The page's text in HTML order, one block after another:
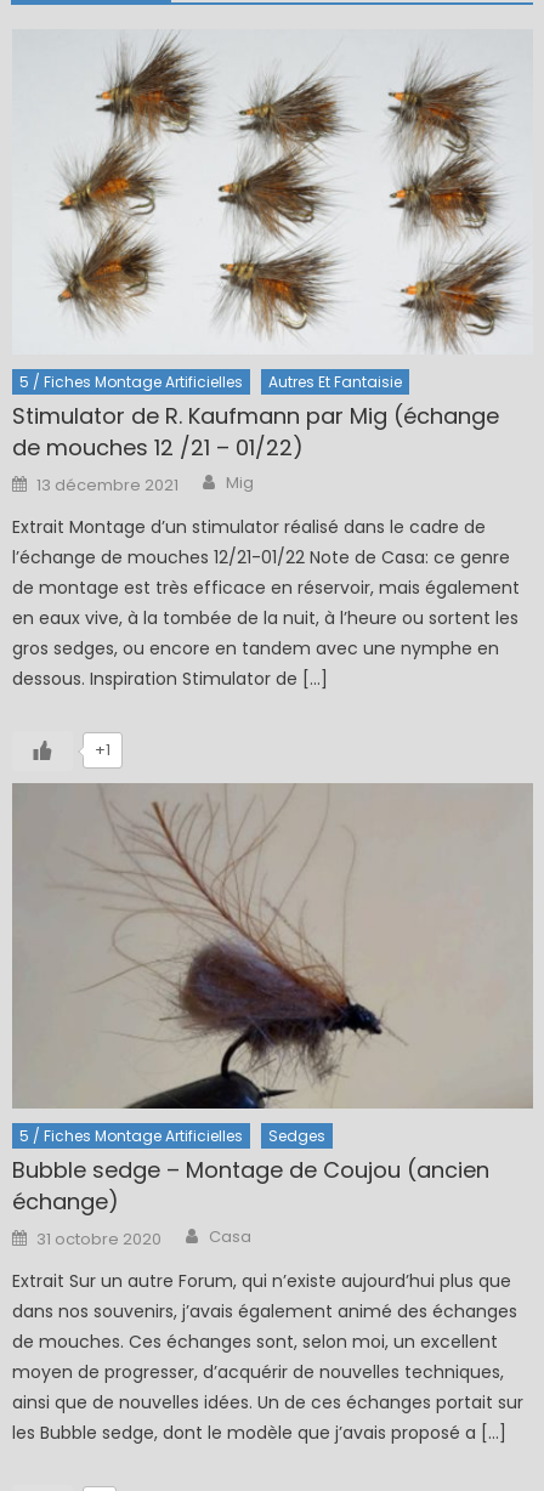
5 / Fiches Montage Artificielles Autres Et Fantaisie
Stimulator de R. Kaufmann par Mig (échange
de mouches 12 /21 – 01/22)
Posted
on
13 décembre 2021 Author
Mig
Extrait Montage d’un stimulator réalisé dans le cadre de
l’échange de mouches 12/21-01/22 Note de Casa: ce genre
de montage est très efficace en réservoir, mais également
en eaux vive, à la tombée de la nuit, à l’heure ou sortent les
gros sedges, ou encore en tandem avec une nymphe en
dessous. Inspiration Stimulator de […]
+1
5 / Fiches Montage Artificielles Sedges
Bubble sedge – Montage de Coujou (ancien
échange)
Posted
on
31 octobre 2020 Author
Casa
Extrait Sur un autre Forum, qui n’existe aujourd’hui plus que
dans nos souvenirs, j’avais également animé des échanges
de mouches. Ces échanges sont, selon moi, un excellent
moyen de progresser, d’acquérir de nouvelles techniques,
ainsi que de nouvelles idées. Un de ces échanges portait sur
les Bubble sedge, dont le modèle que j’avais proposé a […]